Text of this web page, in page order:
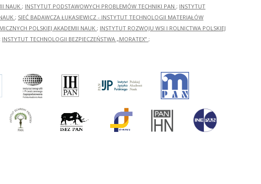
NAUK ; INSTYTUT PODSTAWOWYCH PROBLEMÓW TECHNIKI PAN ; INSTYTUT
; SIEĆ BADAWCZA ŁUKASIEWICZ - INSTYTUT TECHNOLOGII MATERIAŁÓW
POLSKIEJ AKADEMII NAUK ; INSTYTUT ROZWOJU WSI I ROLNICTWA POLSKIEJ
INSTYTUT TECHNOLOGII BEZPIECZEŃSTWA „MORATEX” ;